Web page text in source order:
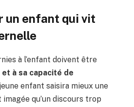
un enfant qui vit
à l’enfant doivent être
à sa capacité de
enfant saisira mieux une
qu’un discours trop